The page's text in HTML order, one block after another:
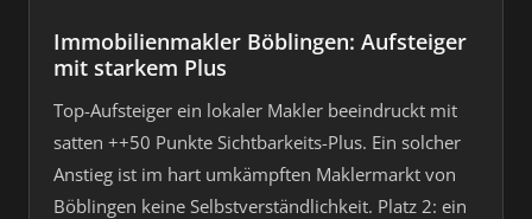
Immobilienmakler Böblingen: Aufsteiger
mit starkem Plus
Top-Aufsteiger ein lokaler Makler beeindruckt mit
satten ++50 Punkte Sichtbarkeits-Plus. Ein solcher
Anstieg ist im hart umkämpften Maklermarkt von
Böblingen keine Selbstverständlichkeit. Platz 2: ein